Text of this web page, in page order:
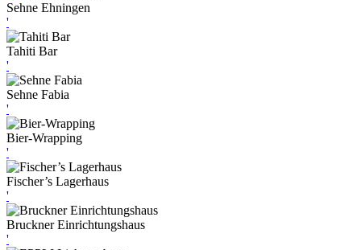
Sehne Ehningen
'
Tahiti Bar
'
Sehne Fabia
'
Bier-Wrapping
'
Fischer’s Lagerhaus
'
Bruckner Einrichtungshaus
'